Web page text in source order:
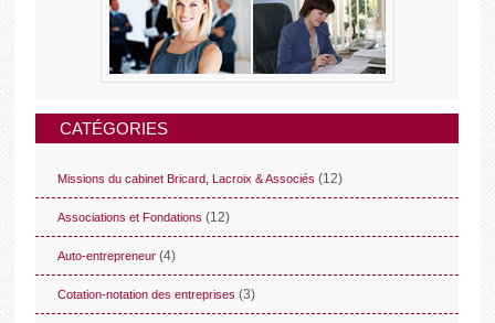
CATÉGORIES
Missions du cabinet Bricard, Lacroix & Associés (12)
Associations et Fondations (12)
Auto-entrepreneur (4)
Cotation-notation des entreprises (3)